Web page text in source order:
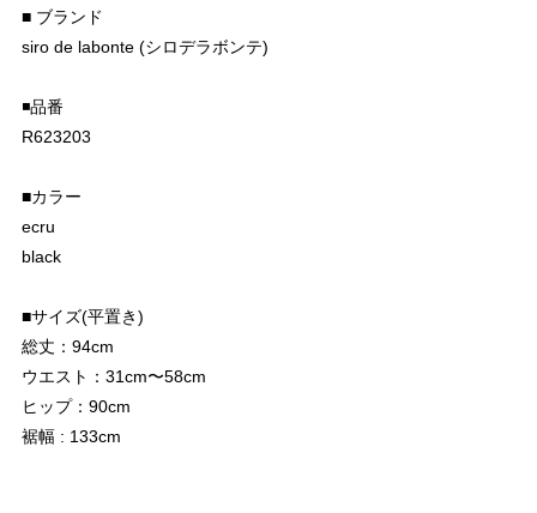
■ ブランド
siro de labonte (シロデラボンテ)
◾️品番
R623203
■カラー
ecru
black
■サイズ(平置き)
総丈：94cm
ウエスト：31cm〜58cm
ヒップ：90cm
裾幅 : 133cm